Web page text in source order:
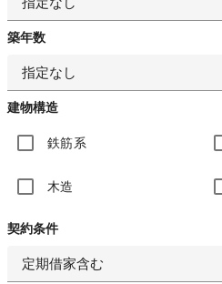
築年数
指定なし
建物構造
鉄筋系
木造
契約条件
定期借家含む